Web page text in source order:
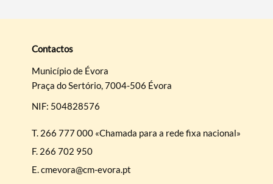
Contactos
Município de Évora
Praça do Sertório, 7004-506 Évora
NIF: 504828576
T. 266 777 000 «Chamada para a rede fixa nacional»
F. 266 702 950
E.cmevora@cm-evora.pt